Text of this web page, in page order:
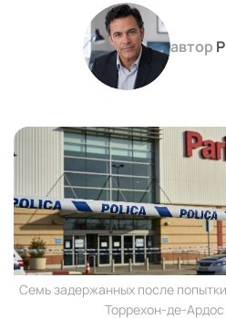
автор
Семь задержанных после
Торрехон-де-